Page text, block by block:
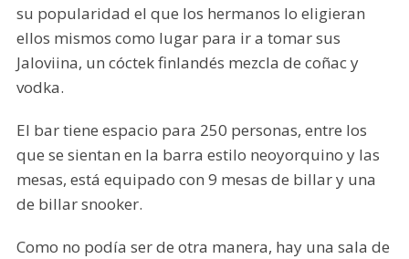
su popularidad el que los hermanos lo eligieran
ellos mismos como lugar para ir a tomar sus
Jaloviina, un cóctek finlandés mezcla de coñac y
vodka.
El bar tiene espacio para 250 personas, entre los
que se sientan en la barra estilo neoyorquino y las
mesas, está equipado con 9 mesas de billar y una
de billar snooker.
Como no podía ser de otra manera, hay una sala de